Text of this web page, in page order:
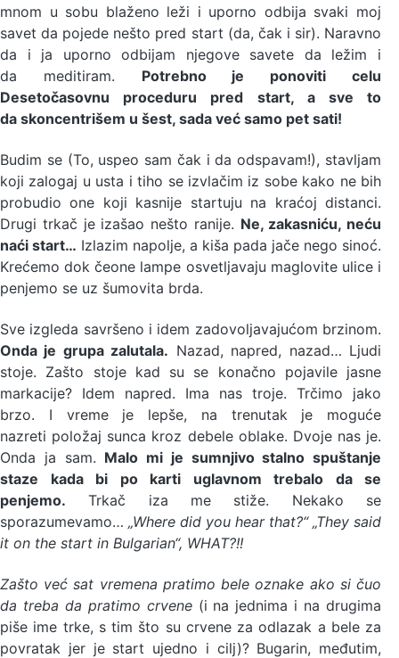
mnom u sobu blaženo leži i uporno odbija svaki moj
savet da pojede nešto pred start (da, čak i sir). Naravno
da i ja uporno odbijam njegove savete da ležim i
da meditiram. Potrebno je ponoviti celu
Desetočasovnu proceduru pred start, a sve to
da skoncentrišem u šest, sada već samo pet sati!
Budim se (To, uspeo sam čak i da odspavam!), stavljam
koji zalogaj u usta i tiho se izvlačim iz sobe kako ne bih
probudio one koji kasnije startuju na kraćoj distanci.
Drugi trkač je izašao nešto ranije. Ne, zakasniću, neću
naći start… Izlazim napolje, a kiša pada jače nego sinoć.
Krećemo dok čeone lampe osvetljavaju maglovite ulice i
penjemo se uz šumovita brda.
Sve izgleda savršeno i idem zadovoljavajućom brzinom.
Onda je grupa zalutala. Nazad, napred, nazad… Ljudi
stoje. Zašto stoje kad su se konačno pojavile jasne
markacije? Idem napred. Ima nas troje. Trčimo jako
brzo. I vreme je lepše, na trenutak je moguće
nazreti položaj sunca kroz debele oblake. Dvoje nas je.
Onda ja sam. Malo mi je sumnjivo stalno spuštanje
staze kada bi po karti uglavnom trebalo da se
penjemo. Trkač iza me stiže. Nekako se
sporazumevamo… „Where did you hear that?“ „They said
it on the start in Bulgarian“, WHAT?!!
Zašto već sat vremena pratimo bele oznake ako si čuo
da treba da pratimo crvene(i na jednima i na drugima
piše ime trke, s tim što su crvene za odlazak a bele za
povratak jer je start ujedno i cilj)? Bugarin, međutim,